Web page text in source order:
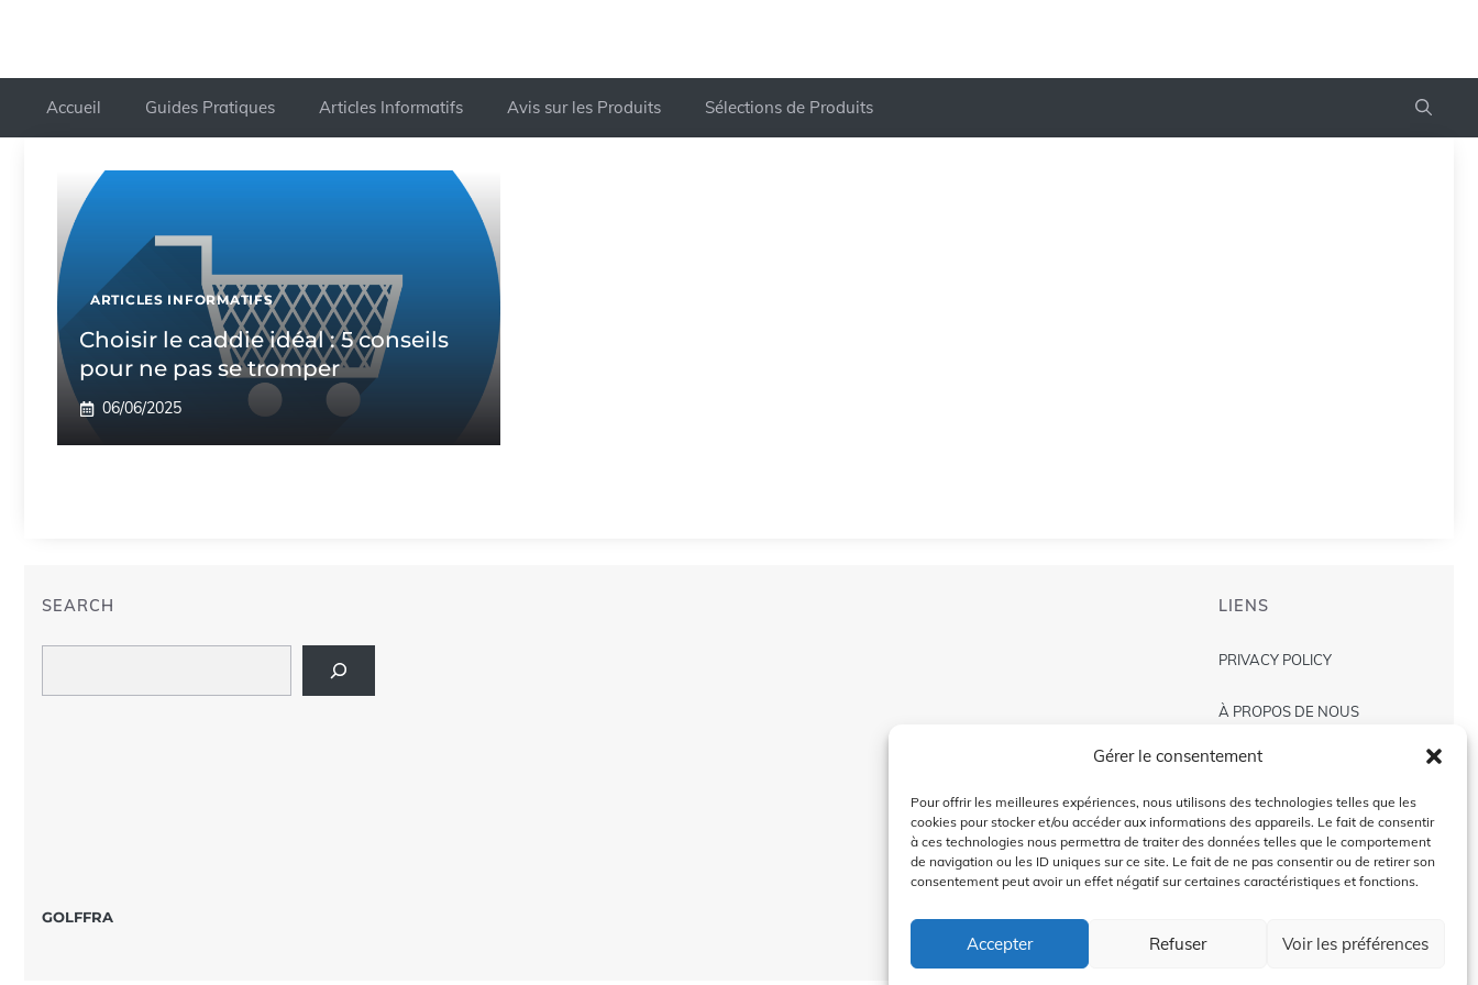
Gérer le consentement
Pour offrir les meilleures expériences, nous utilisons des technologies telles que les
cookies pour stocker et/ou accéder aux informations des appareils. Le fait de consentir
à ces technologies nous permettra de traiter des données telles que le comportement
de navigation ou les ID uniques sur ce site. Le fait de ne pas consentir ou de retirer son
consentement peut avoir un effet négatif sur certaines caractéristiques et fonctions.
Accepter Refuser Voir les préférences
Accueil Guides Pratiques Articles Informatifs Avis sur les Produits Sélections de Produits
ARTICLES INFORMATIFS
Choisir le caddie idéal : 5 conseils
pour ne pas se tromper
06/06/2025
SEARCH LIENS
PRIVACY POLICY
À PROPOS DE NOUS
AVIS DE NON-RESPONSABILITÉ
CONTACT US
GOLFFRA